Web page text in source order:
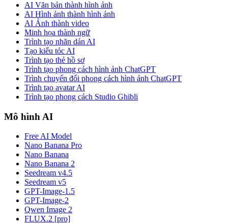
AI Văn bản thành hình ảnh
AI Hình ảnh thành hình ảnh
AI Ảnh thành video
Minh họa thành ngữ
Trình tạo nhãn dán AI
Tạo kiểu tóc AI
Trình tạo thẻ hồ sơ
Trình tạo phong cách hình ảnh ChatGPT
Trình chuyển đổi phong cách hình ảnh ChatGPT
Trình tạo avatar AI
Trình tạo phong cách Studio Ghibli
Mô hình AI
Free AI Model
Nano Banana Pro
Nano Banana
Nano Banana 2
Seedream v4.5
Seedream v5
GPT-Image-1.5
GPT-Image-2
Qwen Image 2
FLUX.2 [pro]